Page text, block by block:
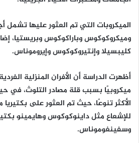
الميكروبات التي تم العثور عليها تشمل
وميكروكوكوس وباراكوكوس وبريستيا،
كليبسيلا وإنتيروكوكوس وإيروموناس.
أظهرت الدراسة أن الأفران المنزلية
ميكروبيًا بسبب قلة مصادر التلوث، في
الأكثر تنوعًا، حيث تم العثور على بكتيريا
للإشعاع مثل داينوكوكوس وهايمينو
وسفينغوموناس.